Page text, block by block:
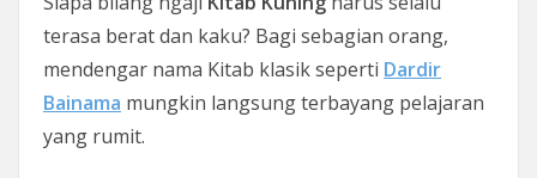
terasa berat dan kaku? Bagi sebagian orang,
mendengar nama Kitab klasik seperti Dardir
Bainama mungkin langsung terbayang pelajaran
yang rumit.